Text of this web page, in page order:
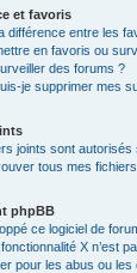
et favoris
différence entre les
en favoris ou
des forums ?
je supprimer mes
joints sont autorisés
tous mes
phpBB
ce logiciel de
X n’est
pour les abus ou